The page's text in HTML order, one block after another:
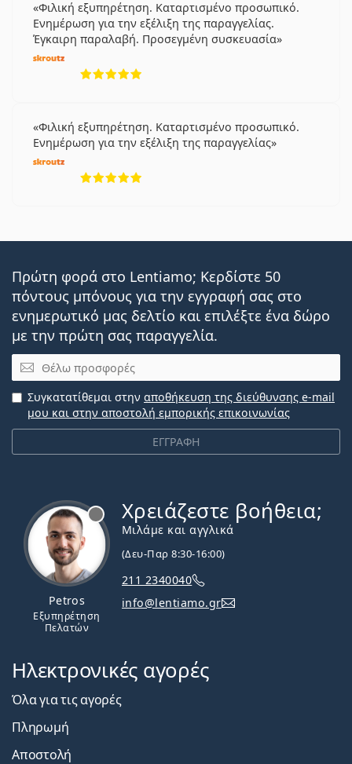
Φιλική εξυπηρέτηση. Καταρτισμένο προσωπικό.
Ενημέρωση για την εξέλιξη της παραγγελίας.
Έγκαιρη παραλαβή. Προσεγμένη συσκευασία
Φιλική εξυπηρέτηση. Καταρτισμένο προσωπικό.
Ενημέρωση για την εξέλιξη της παραγγελίας
Πρώτη φορά στο Lentiamo; Κερδίστε 50
πόντους μπόνους για την εγγραφή σας στο
ενημερωτικό μας δελτίο και επιλέξτε ένα δώρο
με την πρώτη σας παραγγελία.
Email
ΕΓΓΡΑΦΗ
Συγκατατίθεμαι στην αποθήκευση της διεύθυνσης e-mail
μου και στην αποστολή εμπορικής επικοινωνίας
Petros
Εξυπηρέτηση
Πελατών
Χρειάζεστε βοήθεια;
Μιλάμε και αγγλικά
(Δευ-Παρ 8:30-16:00)
211 2340040
info@lentiamo.gr
Ηλεκτρονικές αγορές
Όλα για τις αγορές
Πληρωμή
Αποστολή